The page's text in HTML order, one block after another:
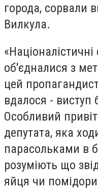
города, сорвали
Вилкула.
об'єдналися з
цей
вдалося - виступ
Особливий
депутата, яка
парасольками в
розуміють що
яйця чи